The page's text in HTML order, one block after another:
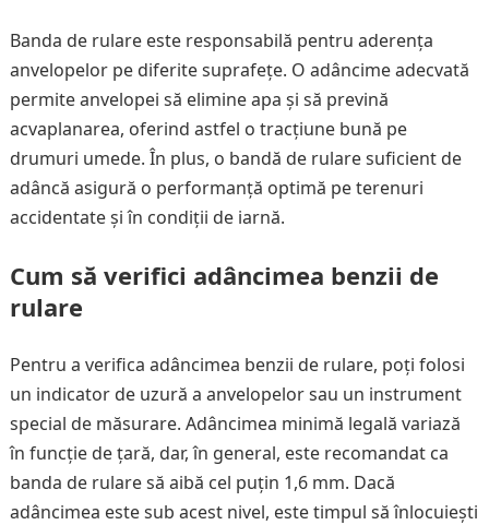
Banda de rulare este responsabilă pentru aderența
anvelopelor pe diferite suprafețe. O adâncime adecvată
permite anvelopei să elimine apa și să prevină
acvaplanarea, oferind astfel o tracțiune bună pe
drumuri umede. În plus, o bandă de rulare suficient de
adâncă asigură o performanță optimă pe terenuri
accidentate și în condiții de iarnă.
Cum să verifici adâncimea benzii de
rulare
Pentru a verifica adâncimea benzii de rulare, poți folosi
un indicator de uzură a anvelopelor sau un instrument
special de măsurare. Adâncimea minimă legală variază
în funcție de țară, dar, în general, este recomandat ca
banda de rulare să aibă cel puțin 1,6 mm. Dacă
adâncimea este sub acest nivel, este timpul să înlocuiești